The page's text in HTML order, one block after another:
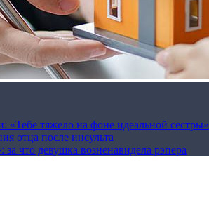
«Тебе тяжело на фоне идеальной сестры»
отца после инсульта
что девушка возненавидела рэпера